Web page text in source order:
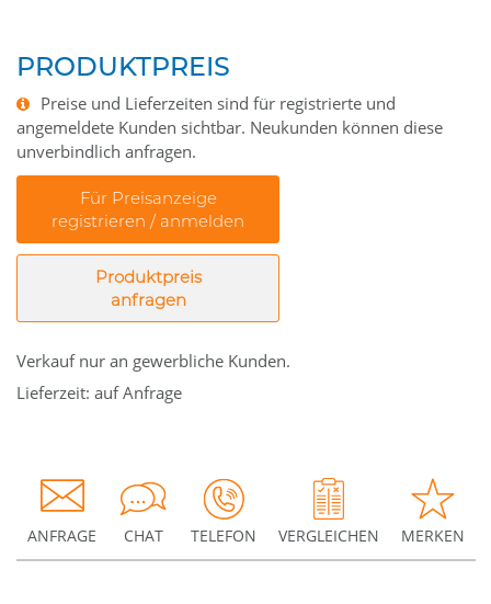
PRODUKTPREIS
Preise und Lieferzeiten sind für registrierte und
angemeldete Kunden sichtbar. Neukunden können diese
unverbindlich anfragen.
Für Preisanzeige
registrieren / anmelden
Produktpreis
anfragen
Verkauf nur an gewerbliche Kunden.
Lieferzeit: auf Anfrage
ANFRAGE CHAT TELEFON VERGLEICHEN MERKEN